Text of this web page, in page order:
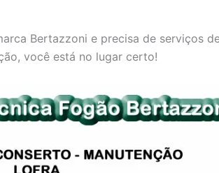
Bertazzoni e precisa de serviços
você está no lugar certo!